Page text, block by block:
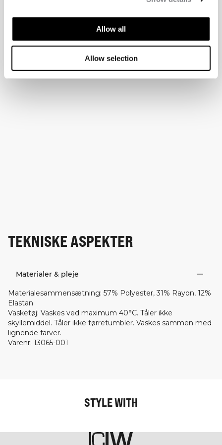
Allow all
Allow selection
TEKNISKE ASPEKTER
Materialer & pleje
Materialesammensætning: 57% Polyester, 31% Rayon, 12%
Elastan
Vasketøj: Vaskes ved maximum 40°C. Tåler ikke
skyllemiddel. Tåler ikke tørretumbler. Vaskes sammen med
lignende farver.
Varenr: 13065-001
STYLE WITH